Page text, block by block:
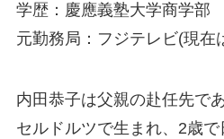
学歴：慶應義塾大学商学部
元勤務局：フジテレビ(現在
内田恭子は父親の赴任先で
セルドルツで生まれ、2歳で